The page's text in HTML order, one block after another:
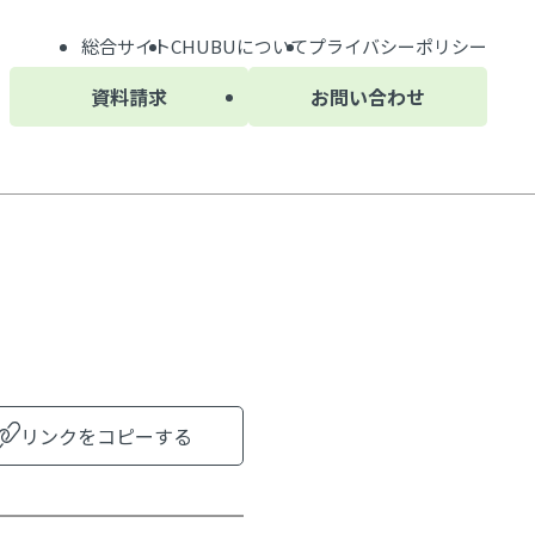
資料請求 お問い合わせ
総合サイトCHUBUについてプライバシーポリシー
リンクをコピーする